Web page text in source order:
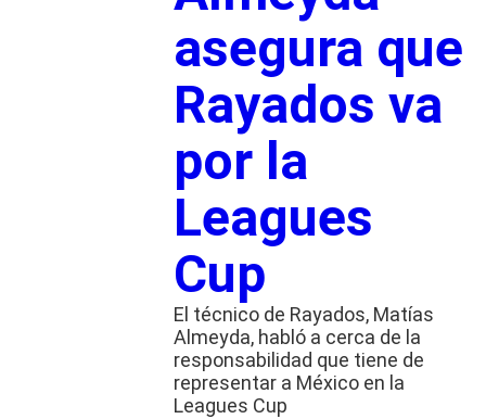
asegura que
Rayados va
por la
Leagues
Cup
El técnico de Rayados, Matías
Almeyda, habló a cerca de la
responsabilidad que tiene de
representar a México en la
Leagues Cup